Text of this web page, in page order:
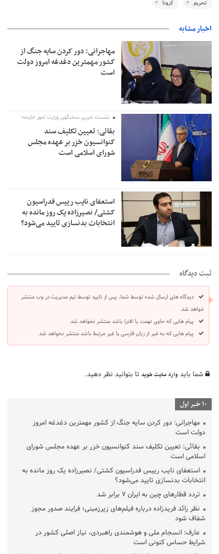
تحریم کرونا
اخبار مشابه
مهاجرانی: دور کردن سایه جنگ از
کشور مهمترین دغدغه امروز دولت
است
نشست خبری سخنگوی وزارت امور خارجه؛
بقائی: تعیین تکلیف سند
کنوانسیون خزر بر عهده مجلس
شورای اسلامی است
استعفای نایب رییس فدراسیون
کشتی/ نصیرزاده یک روز مانده به
انتخابات بدنسازی تایید می‌شود؟
ثبت دیدگاه
دیدگاه های ارسال شده توسط شما، پس از تایید توسط تیم مدیریت در وب منتشر
خواهد شد.
پیام هایی که حاوی تهمت یا افترا باشد منتشر نخواهد شد.
پیام هایی که به غیر از زبان فارسی یا غیر مرتبط باشد منتشر نخواهد شد.
شما باید وارد سایت شوید تا بتوانید نظر دهید.
10 خبر اول
مهاجرانی: دور کردن سایه جنگ از کشور مهمترین دغدغه امروز
دولت است
بقائی: تعیین تکلیف سند کنوانسیون خزر بر عهده مجلس شورای
اسلامی است
استعفای نایب رییس فدراسیون کشتی/ نصیرزاده یک روز مانده به
انتخابات بدنسازی تایید می‌شود؟
تردد قطارهای چین به ایران ۷ برابر شد
نظر رائد فریدزاده درباره فیلم‌های زیرزمینی؛ فرایند صدور مجوز
شفاف شود
عارف: انسجام ملی و هوشمندی راهبردی، نیاز اصلی کشور در
شرایط حساس کنونی است